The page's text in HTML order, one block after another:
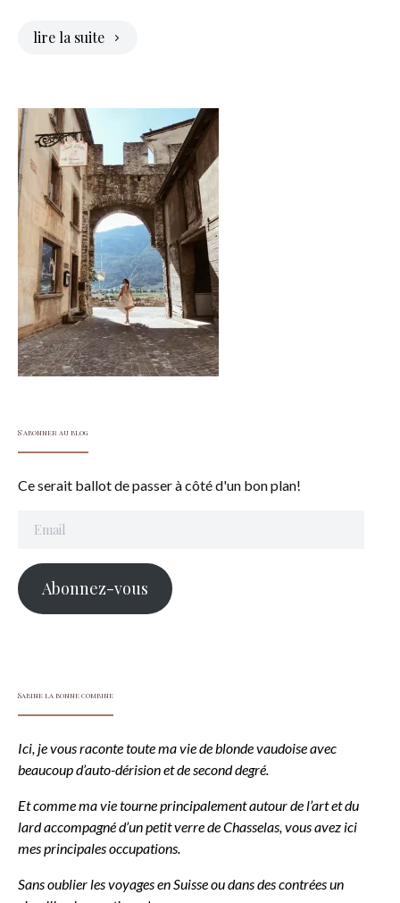
lire la suite
S'abonner au blog
Ce serait ballot de passer à côté d'un bon plan!
Abonnez-vous
Sabine la bonne combine
Ici, je vous raconte toute ma vie de blonde vaudoise avec
beaucoup d’auto-dérision et de second degré.
Et comme ma vie tourne principalement autour de l’art et du
lard accompagné d’un petit verre de Chasselas, vous avez ici
mes principales occupations.
Sans oublier les voyages en Suisse ou dans des contrées un